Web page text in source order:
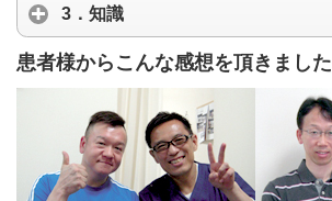
3．知識
患者様からこんな感想を頂きました